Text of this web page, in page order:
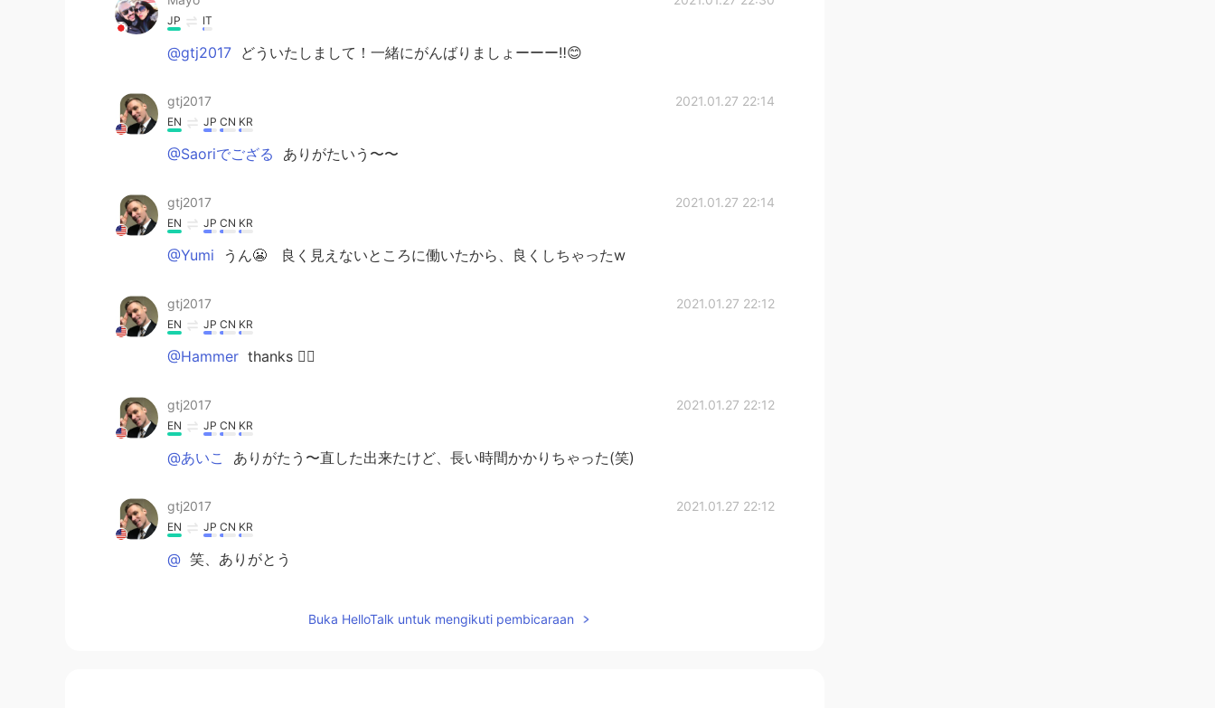
JP IT
@gtj2017 どういたしまして！一緒にがんばりましょーーー‼︎😊
gtj2017 2021.01.27 22:14
EN JP CN KR
@Saoriでござる ありがたいう〜〜
gtj2017 2021.01.27 22:14
EN JP CN KR
@Yumi うん😬 良く見えないところに働いたから、良くしちゃったw
gtj2017 2021.01.27 22:12
EN JP CN KR
@Hammer thanks ✌🏻
gtj2017 2021.01.27 22:12
EN JP CN KR
@あいこ ありがたう〜直した出来たけど、長い時間かかりちゃった(笑)
gtj2017 2021.01.27 22:12
EN JP CN KR
@ 笑、ありがとう
Buka HelloTalk untuk mengikuti pembicaraan